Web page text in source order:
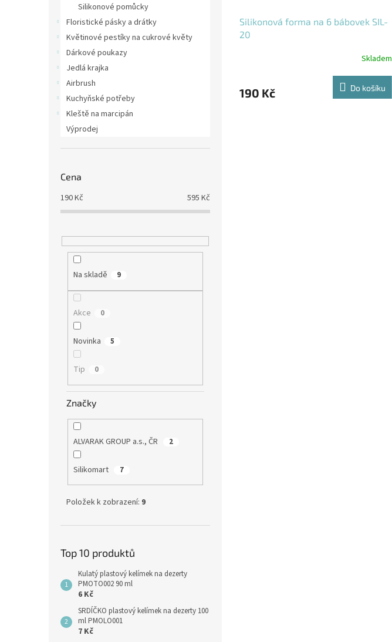
Silikonové pomůcky
Floristické pásky a drátky
Květinové pestíky na cukrové květy
Dárkové poukazy
Jedlá krajka
Airbrush
Kuchyňské potřeby
Kleště na marcipán
Výprodej
Cena
190Kč 595 Kč
Na skladě 9
Akce 0
Novinka 5
Tip 0
Značky
ALVARAK GROUP a.s., ČR 2
Silikomart 7
Položek k zobrazení: 9
Top 10 produktů
Kulatý plastový kelímek na dezerty
PMOTO002 90 ml
6 Kč
SRDÍČKO plastový kelímek na dezerty 100
ml PMOLO001
7 Kč
Silikonová forma na 6 bábovek SIL-
20
Skladem
190 Kč Do košíku